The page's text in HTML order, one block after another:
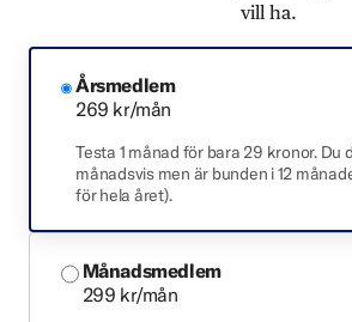
vill ha.
Årsmedlem
269 kr/mån
Testa 1 månad för bara 29 kronor. Du
månadsvis men är bunden i 12
för hela året).
Månadsmedlem
299 kr/mån